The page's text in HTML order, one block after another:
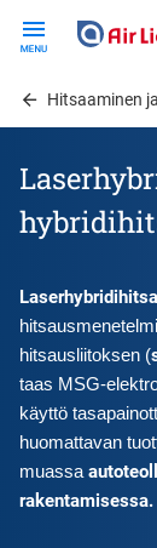
contentHitsaaminen
hitsausliitoksen (
taas MSG-
käyttö
huomattavan
muassa
rakentamisessa.